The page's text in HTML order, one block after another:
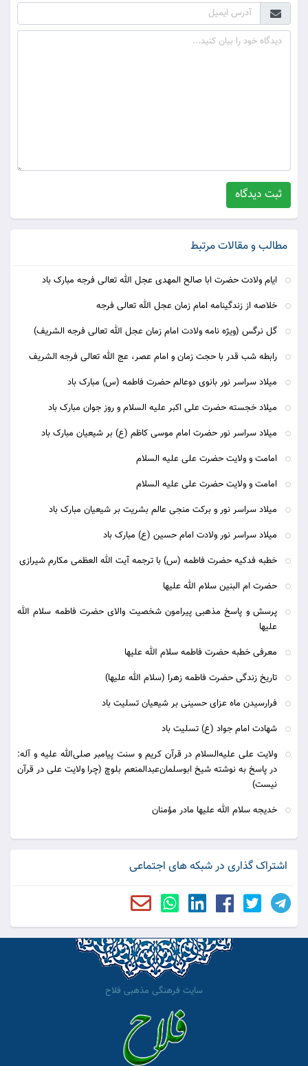
ثبت دیدگاه
مطالب و مقالات مرتبط
ایام ولادت حضرت ابا صالح المهدی عجل الله تعالی فرجه مبارک باد
خلاصه از زندگینامه امام زمان عجل الله تعالی فرجه
گل نرگس (ویژه نامه ولادت امام زمان عجل الله تعالی فرجه الشریف)
رابطه شب قدر با حجت زمان و امام عصر، عج الله تعالی فرجه الشریف
میلاد سراسر نور بانوی دوعالم حضرت فاطمه (س) مبارک باد
میلاد خجسته حضرت علی اکبر علیه السلام و روز جوان مبارک باد
میلاد سراسر نور حضرت امام موسی کاظم (ع) بر شیعیان مبارک باد
امامت و ولایت حضرت علی علیه السلام
امامت و ولایت حضرت علی علیه السلام
میلاد سراسر نور و برکت منجی عالم بشریت بر شیعیان مبارک باد
میلاد سراسر نور ولادت امام حسین (ع) مبارک باد
خطبه فدکیه حضرت فاطمه (س) با ترجمه آیت الله العظمی مکارم شیرازی
حضرت ام البنین سلام الله علیها
پرسش و پاسخ مذهبی پیرامون شخصیت والای حضرت فاطمه سلام الله
علیها
معرفی خطبه حضرت فاطمه سلام الله علیها
تاریخ زندگی حضرت فاطمه زهرا (سلام الله علیها)
فرارسیدن ماه عزای حسینی بر شیعیان تسلیت باد
شهادت امام جواد (ع) تسلیت باد
ولایت علی علیه‌السلام در قرآن کریم و سنت پیامبر صلی‌الله علیه و آله:
در پاسخ به نوشته شیخ ابوسلمان‌عبدالمنعم بلوچ (چرا ولایت علی در قرآن
نیست)
خدیجه سلام الله علیها مادر مؤمنان
اشتراک گذاری در شبکه های اجتماعی
سایت فرهنگی مذهبی فلاح